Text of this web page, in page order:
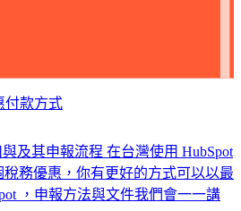
付款方式
及其申報流程 在台灣使用 HubSpot
務優惠，你有更好的方式可以以最
，申報方法與文件我們會一一講